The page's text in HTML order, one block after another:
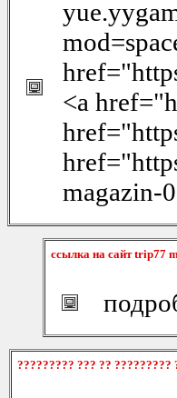
<a
magazin-
ссылка на сайт trip77
????????? ??? ?? ?????????